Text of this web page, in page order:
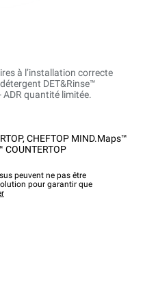
à l’installation correcte
DET&Rinse™
ADR quantité limitée.
, CHEFTOP MIND.Maps™
COUNTERTOP
peuvent ne pas être
pour garantir que